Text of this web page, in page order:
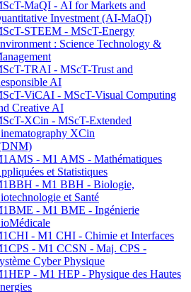
MaQI - AI for Markets and
Investment (AI-MaQI)
STEEM - MScT-Energy
: Science Technology &
TRAI - MScT-Trust and
AI
ViCAI - MScT-Visual Computing
Creative AI
XCin - MScT-Extended
XCin
- M1 AMS - Mathématiques
et Statistiques
- M1 BBH - Biologie,
et Santé
- M1 BME - Ingénierie
- M1 CHI - Chimie et Interfaces
- M1 CCSN - Maj. CPS -
Cyber Physique
- M1 HEP - Physique des Hautes